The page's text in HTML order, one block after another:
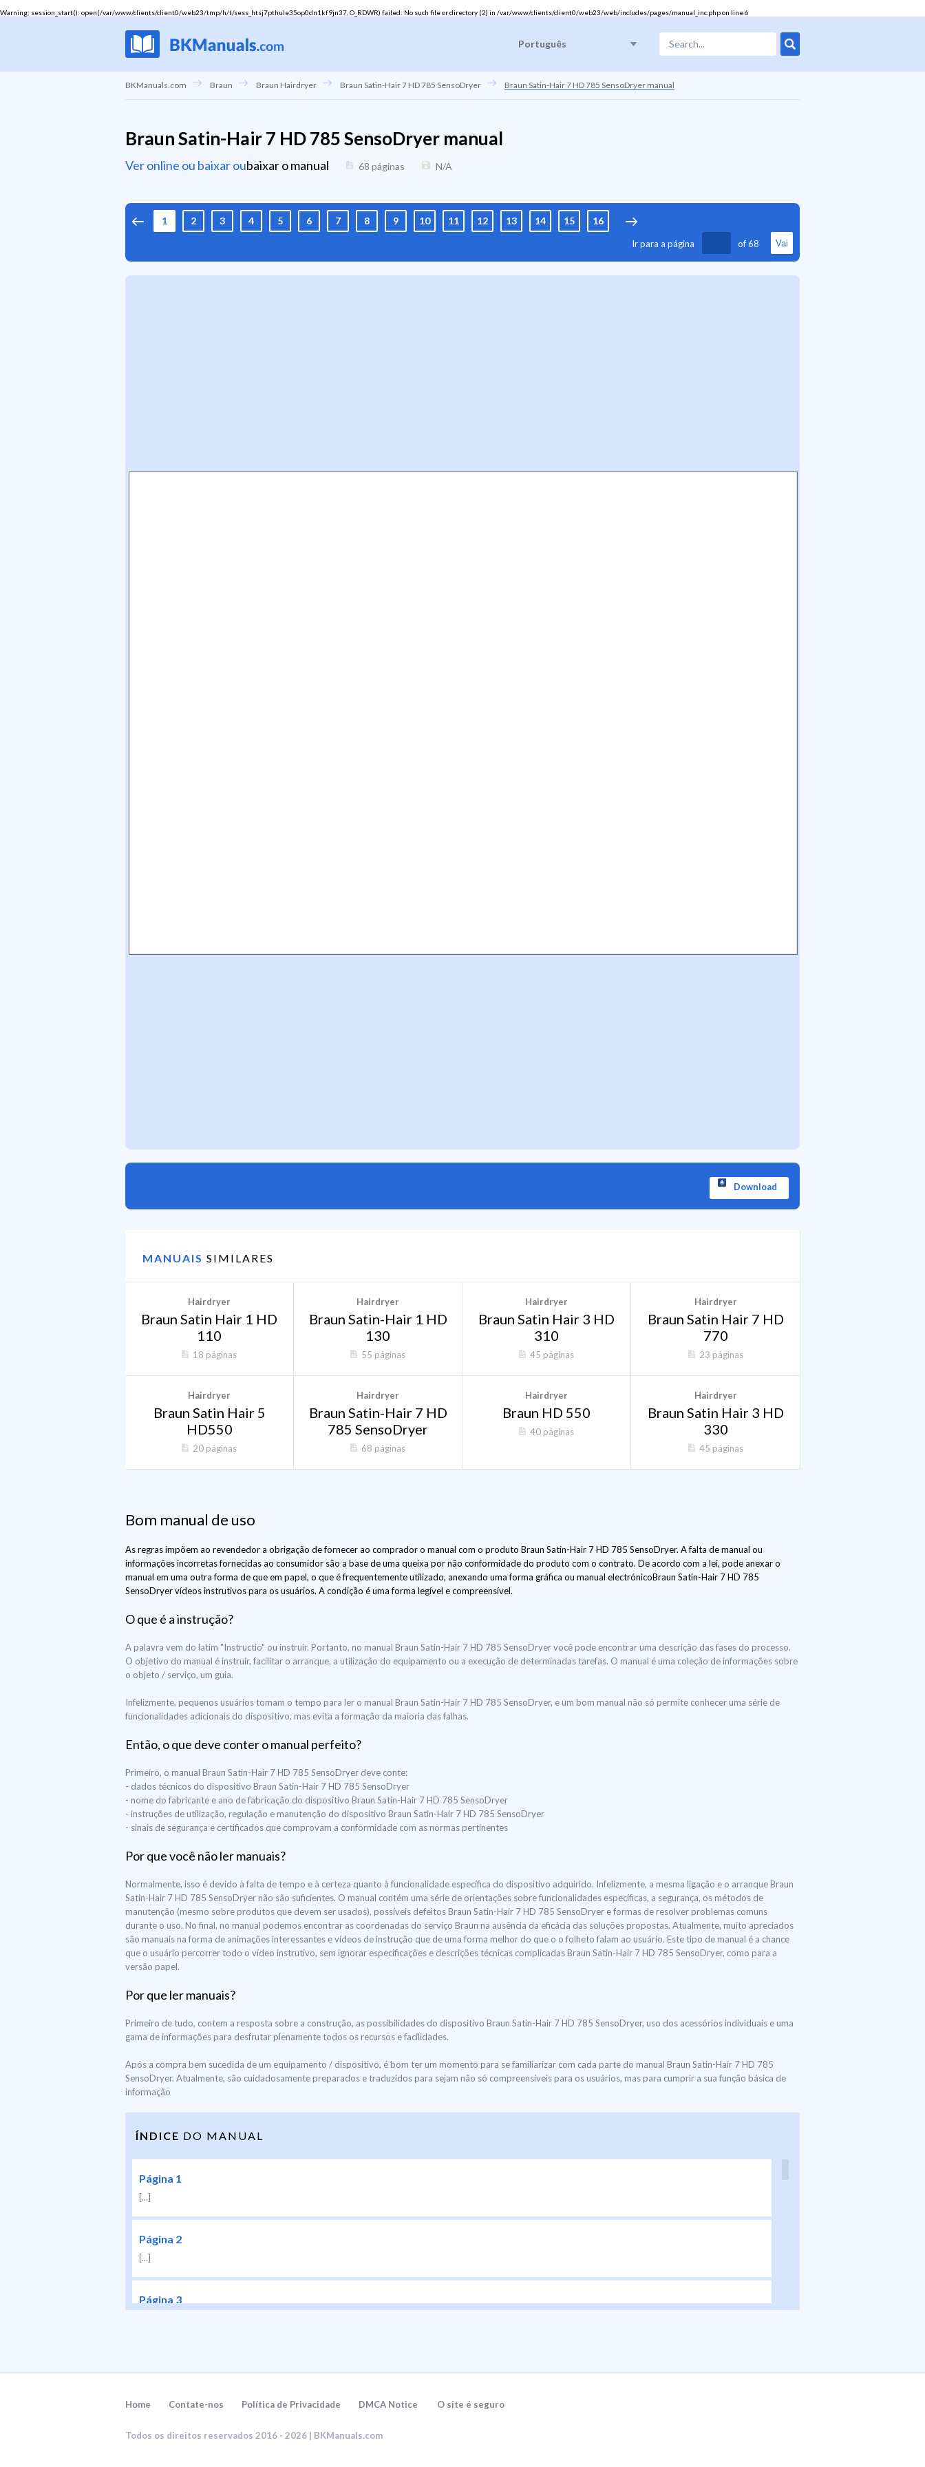
Warning: session_start(): open(/var/www/clients/client0/web23/tmp/h/t/sess_htsj7pthule35op0dn1kf9jn37, O_RDWR) failed: No such file or directory (2) in /var/www/clients/client0/web23/web/includes/pages/manual_inc.phpon line6
Português
BKManuals.com Braun Braun Hairdryer Braun Satin-Hair 7 HD 785 SensoDryer Braun Satin-Hair 7 HD 785 SensoDryer manual
Braun Satin-Hair 7 HD 785 SensoDryer manual
Ver online ou baixar oubaixar o manual 68 páginas N/A
1 2 3 4 5 6 7 8 9 10 11 12 13 14 15 16 17
Ir para a página of68 Vai
Download
MANUAIS SIMILARES
Hairdryer
Braun Satin Hair 1 HD
110
18 páginas
Hairdryer
Braun Satin-Hair 1 HD
130
55 páginas
Hairdryer
Braun Satin Hair 3 HD
310
45 páginas
Hairdryer
Braun Satin Hair 7 HD
770
23 páginas
Hairdryer
Braun Satin Hair 5
HD550
20 páginas
Hairdryer
Braun Satin-Hair 7 HD
785 SensoDryer
68 páginas
Hairdryer
Braun HD 550
40 páginas
Hairdryer
Braun Satin Hair 3 HD
330
45 páginas
Bom manual de uso
As regras impõem ao revendedor a obrigação de fornecer ao comprador o manual com o produto Braun Satin-Hair 7 HD 785 SensoDryer. A falta de manual ou
informações incorretas fornecidas ao consumidor são a base de uma queixa por não conformidade do produto com o contrato. De acordo com a lei, pode anexar o
manual em uma outra forma de que em papel, o que é frequentemente utilizado, anexando uma forma gráfica ou manual electrónicoBraun Satin-Hair 7 HD 785
SensoDryer vídeos instrutivos para os usuários. A condição é uma forma legível e compreensível.
O que é a instrução?
A palavra vem do latim "Instructio" ou instruir. Portanto, no manual Braun Satin-Hair 7 HD 785 SensoDryer você pode encontrar uma descrição das fases do processo.
O objetivo do manual é instruir, facilitar o arranque, a utilização do equipamento ou a execução de determinadas tarefas. O manual é uma coleção de informações sobre
o objeto / serviço, um guia.
Infelizmente, pequenos usuários tomam o tempo para ler o manual Braun Satin-Hair 7 HD 785 SensoDryer, e um bom manual não só permite conhecer uma série de
funcionalidades adicionais do dispositivo, mas evita a formação da maioria das falhas.
Então, o que deve conter o manual perfeito?
Primeiro, o manual Braun Satin-Hair 7 HD 785 SensoDryer deve conte:
- dados técnicos do dispositivo Braun Satin-Hair 7 HD 785 SensoDryer
- nome do fabricante e ano de fabricação do dispositivo Braun Satin-Hair 7 HD 785 SensoDryer
- instruções de utilização, regulação e manutenção do dispositivo Braun Satin-Hair 7 HD 785 SensoDryer
- sinais de segurança e certificados que comprovam a conformidade com as normas pertinentes
Por que você não ler manuais?
Normalmente, isso é devido à falta de tempo e à certeza quanto à funcionalidade específica do dispositivo adquirido. Infelizmente, a mesma ligação e o arranque Braun
Satin-Hair 7 HD 785 SensoDryer não são suficientes. O manual contém uma série de orientações sobre funcionalidades específicas, a segurança, os métodos de
manutenção (mesmo sobre produtos que devem ser usados), possíveis defeitos Braun Satin-Hair 7 HD 785 SensoDryer e formas de resolver problemas comuns
durante o uso. No final, no manual podemos encontrar as coordenadas do serviço Braun na ausência da eficácia das soluções propostas. Atualmente, muito apreciados
são manuais na forma de animações interessantes e vídeos de instrução que de uma forma melhor do que o o folheto falam ao usuário. Este tipo de manual é a chance
que o usuário percorrer todo o vídeo instrutivo, sem ignorar especificações e descrições técnicas complicadas Braun Satin-Hair 7 HD 785 SensoDryer, como para a
versão papel.
Por que ler manuais?
Primeiro de tudo, contem a resposta sobre a construção, as possibilidades do dispositivo Braun Satin-Hair 7 HD 785 SensoDryer, uso dos acessórios individuais e uma
gama de informações para desfrutar plenamente todos os recursos e facilidades.
Após a compra bem sucedida de um equipamento / dispositivo, é bom ter um momento para se familiarizar com cada parte do manual Braun Satin-Hair 7 HD 785
SensoDryer. Atualmente, são cuidadosamente preparados e traduzidos para sejam não só compreensíveis para os usuários, mas para cumprir a sua função básica de
informação
ÍNDICE DO MANUAL
Página 1
[...]
Página 2
[...]
Página 3
[...]
Home Contate-nos Política de Privacidade DMCA Notice O site é seguro
Todos os direitos reservados 2016 - 2026 | BKManuals.com